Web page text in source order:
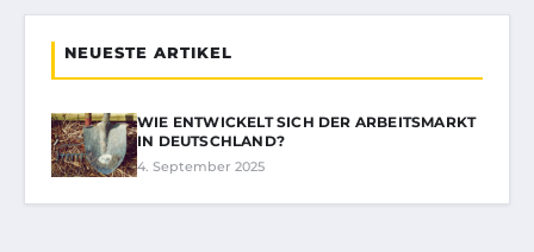
NEUESTE ARTIKEL
WIE ENTWICKELT SICH DER ARBEITSMARKT
IN DEUTSCHLAND?
4. September 2025